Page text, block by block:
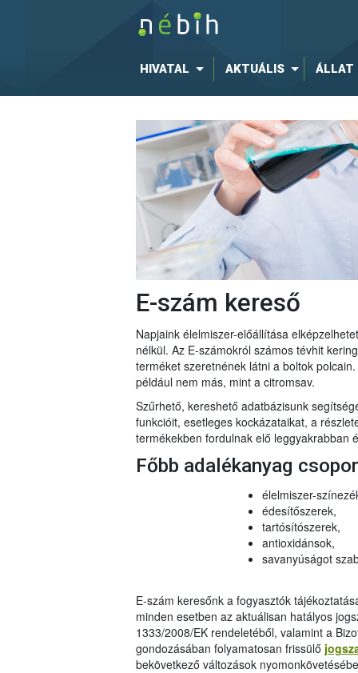
HIVATAL AKTUÁLIS ÁLLAT
E-szám kereső
Napjaink élelmiszer-előállítása
nélkül. Az E-számokról számos tévhit
terméket szeretnének látni a boltok
például nem más, mint a citromsav.
Szűrhető, kereshető adatbázisunk
funkcióit, esetleges kockázataikat, a
termékekben fordulnak elő leggyakrabban
Főbb adalékanyag
élelmiszer-
édesítőszerek,
tartósítószerek,
antioxidánsok,
savanyúságot
E-szám keresőnk a fogyasztók
minden esetben az aktuálisan hatályos
1333/2008/EK rendeletéből, valamint a
gondozásában folyamatosan frissülő
bekövetkező változások